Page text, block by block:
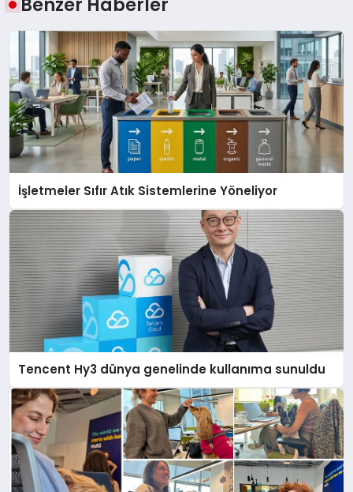
Benzer Haberler
İşletmeler Sıfır Atık Sistemlerine Yöneliyor
Tencent Hy3 dünya genelinde kullanıma sunuldu